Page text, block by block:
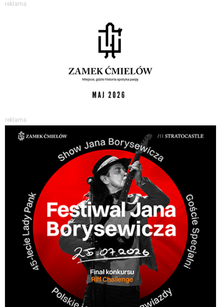
reklama
reklama